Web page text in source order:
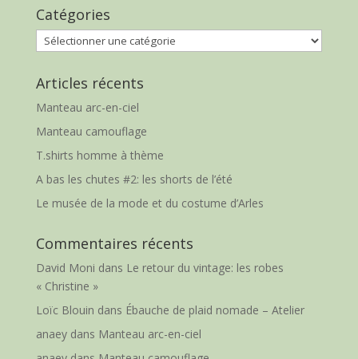
Catégories
Catégories
Articles récents
Manteau arc-en-ciel
Manteau camouflage
T.shirts homme à thème
A bas les chutes #2: les shorts de l’été
Le musée de la mode et du costume d’Arles
Commentaires récents
David Moni dans Le retour du vintage: les robes
« Christine »
Loïc Blouin dans Ébauche de plaid nomade – Atelier
anaeydans Manteau arc-en-ciel